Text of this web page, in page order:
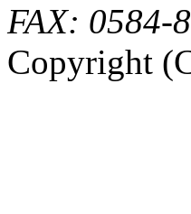
FAX: 0584-
Copyright